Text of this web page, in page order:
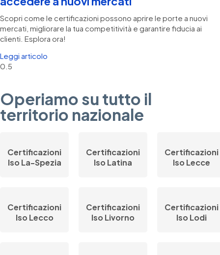
Scopri come le certificazioni possono aprire le porte a nuovi
mercati, migliorare la tua competitività e garantire fiducia ai
clienti. Esplora ora!
Leggi articolo
Operiamo su tutto il
territorio nazionale
Certificazioni
Iso La-Spezia
Certificazioni
Iso Latina
Certificazioni
Iso Lecce
Certificazioni
Iso Lecco
Certificazioni
Iso Livorno
Certificazioni
Iso Lodi